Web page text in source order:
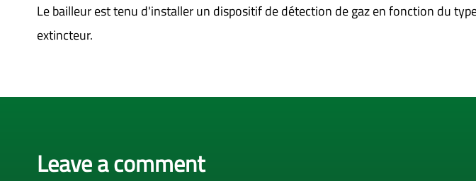
Le bailleur est tenu d'installer un dispositif de détection de gaz en fonction du
extincteur.
Leave a comment